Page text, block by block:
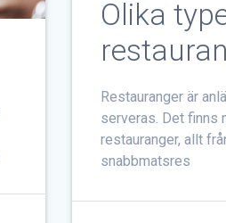
Olika
Restauranger är
serveras. Det finns
restauranger, allt
snabbmatsres